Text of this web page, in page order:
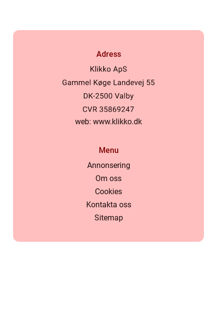
Adress
web: www.klikko.dk
Menu
Annonsering
Om oss
Cookies
Kontakta oss
Sitemap